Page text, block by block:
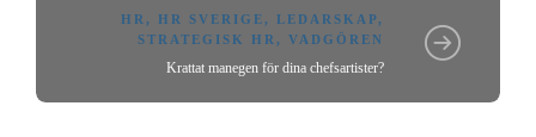
HR , HR SVERIGE, LEDARSKAP,
STRATEGISK HR , VADGÖREN
Krattat manegen för dina chefsartister?